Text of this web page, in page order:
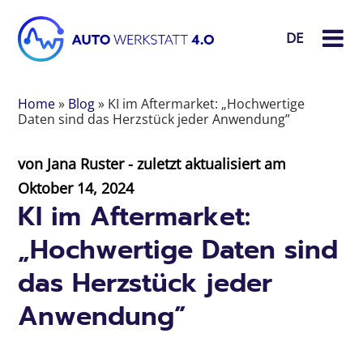
DE
Home» Blog» KI im Aftermarket: „Hochwertige
Daten sind das Herzstück jeder Anwendung”
von Jana Ruster- zuletzt aktualisiert am
Oktober 14, 2024
KI im Aftermarket:
„Hochwertige Daten sind
das Herzstück jeder
Anwendung”